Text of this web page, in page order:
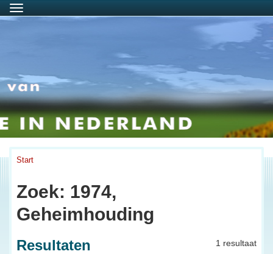
Menu
Start
Zoek: 1974,
Geheimhouding
1 resultaat
Resultaten